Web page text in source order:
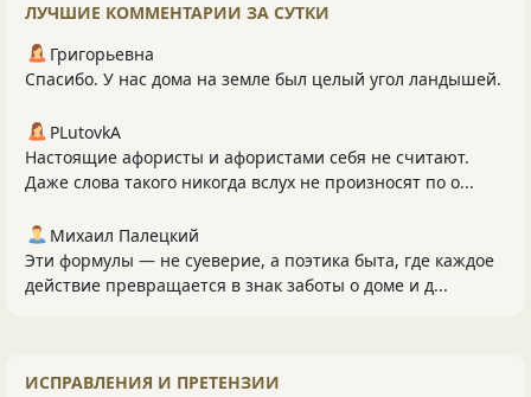
ЛУЧШИЕ КОММЕНТАРИИ ЗА СУТКИ
Григорьевна
Спасибо. У нас дома на земле был целый угол ландышей.
PLutоvkА
Настоящие афористы и афористами себя не считают.
Даже слова такого никогда вслух не произносят по о...
Михаил Палецкий
Эти формулы — не суеверие, а поэтика быта, где каждое
действие превращается в знак заботы о доме и д...
ИСПРАВЛЕНИЯ И ПРЕТЕНЗИИ